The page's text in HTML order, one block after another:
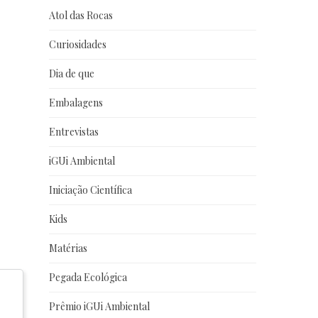
Atol das Rocas
Curiosidades
Dia de que
Embalagens
Entrevistas
iGUi Ambiental
Iniciação Científica
Kids
Matérias
Pegada Ecológica
Prêmio iGUi Ambiental